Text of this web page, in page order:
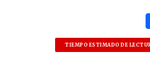
TIEMPO ESTIMADO DE